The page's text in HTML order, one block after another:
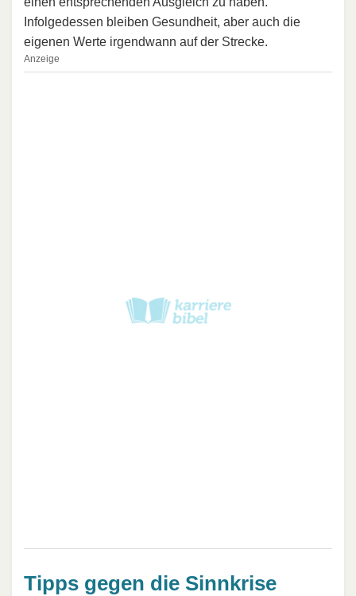
Infolgedessen bleiben Gesundheit, aber auch die
eigenen Werte irgendwann auf der Strecke.
Anzeige
Tipps gegen die Sinnkrise